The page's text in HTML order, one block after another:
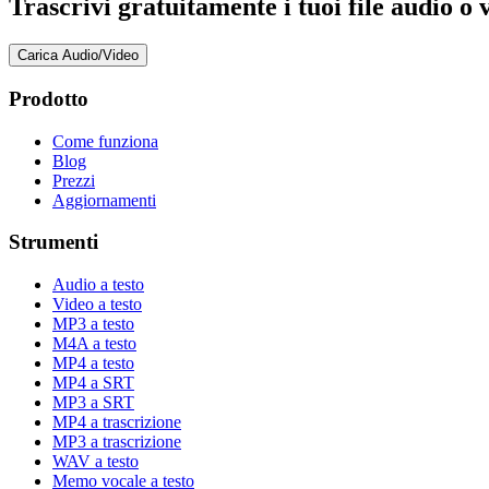
Trascrivi gratuitamente i tuoi file audio o
Carica Audio/Video
Prodotto
Come funziona
Blog
Prezzi
Aggiornamenti
Strumenti
Audio a testo
Video a testo
MP3 a testo
M4A a testo
MP4 a testo
MP4 a SRT
MP3 a SRT
MP4 a trascrizione
MP3 a trascrizione
WAV a testo
Memo vocale a testo